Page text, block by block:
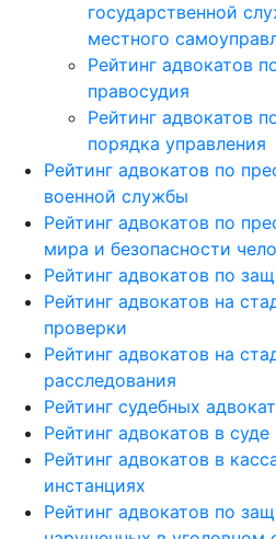
государственной
местного
Рейтинг адвокатов
правосудия
Рейтинг адвокатов
порядка управления
Рейтинг адвокатов по
военной службы
Рейтинг адвокатов по
мира и безопасности
Рейтинг адвокатов по
Рейтинг адвокатов на
проверки
Рейтинг адвокатов на
расследования
Рейтинг судебных
Рейтинг адвокатов в
Рейтинг адвокатов в
инстанциях
Рейтинг адвокатов по